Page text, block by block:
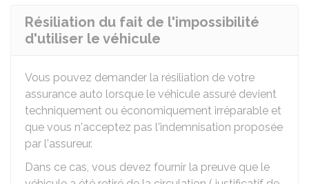
Résiliation du fait de l'impossibilité
d'utiliser le véhicule
Vous pouvez demander la résiliation de votre
assurance auto lorsque le véhicule assuré devient
techniquement ou économiquement irréparable et
que vous n'acceptez pas l'indemnisation proposée
par l'assureur.
Dans ce cas, vous devez fournir la preuve que le